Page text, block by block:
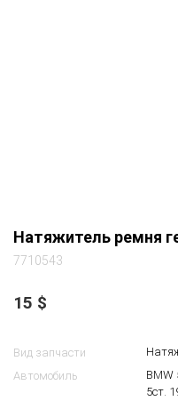
Натяжитель ремня
7710543
15 $
Вид запчасти
Автомобиль
BMW
5ст.